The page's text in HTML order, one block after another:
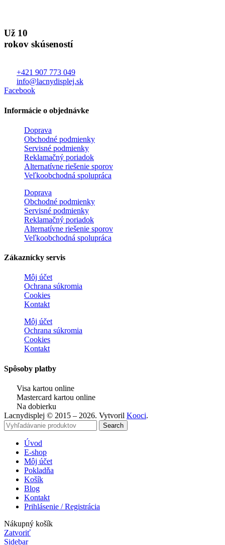
Už 10
rokov skúseností
+421 907 773 049
info@lacnydisplej.sk
Facebook
Informácie o objednávke
Doprava
Obchodné podmienky
Servisné podmienky
Reklamačný poriadok
Alternatívne riešenie sporov
Veľkoobchodná spolupráca
Doprava
Obchodné podmienky
Servisné podmienky
Reklamačný poriadok
Alternatívne riešenie sporov
Veľkoobchodná spolupráca
Zákaznícky servis
Môj účet
Ochrana súkromia
Cookies
Kontakt
Môj účet
Ochrana súkromia
Cookies
Kontakt
Spôsoby platby
Visa kartou online
Mastercard kartou online
Na dobierku
Lacnydisplej © 2015 – 2026. Vytvoril Kooci.
Search
Úvod
E-shop
Môj účet
Pokladňa
Košík
Blog
Kontakt
Prihlásenie / Registrácia
Nákupný košík
Zatvoriť
Sidebar